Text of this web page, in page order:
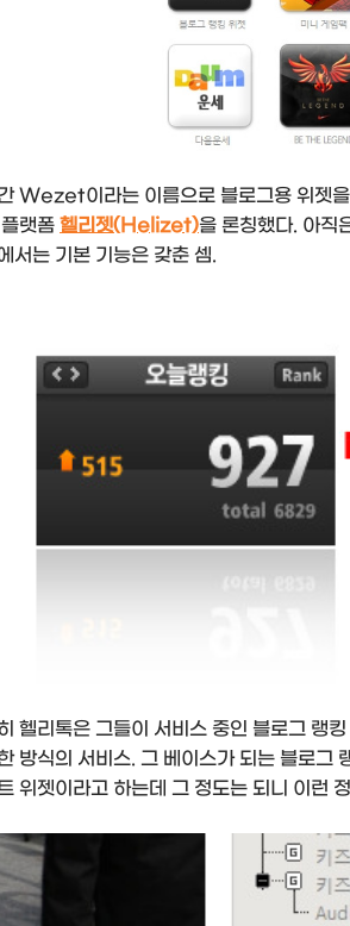
Wezet이라는 이름으로 블로그용 위젯
랫폼 헬리젯(Helizet)을 론칭했다. 아직
서는 기본 기능은 갖춘 셈.
헬리톡은 그들이 서비스 중인 블로그 랭
방식의 서비스. 그 베이스가 되는 블로
위젯이라고 하는데 그 정도는 되니 이런